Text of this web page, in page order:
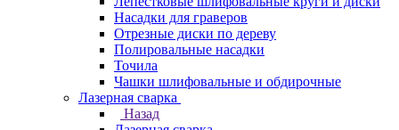
Насадки для граверов
Отрезные диски по дереву
Полировальные насадки
Точила
Чашки шлифовальные и обдирочные
Лазерная сварка
Назад